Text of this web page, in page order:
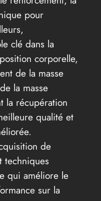
pour
clé dans la
corporelle,
de la masse
la masse
la récupération
qualité et
de
techniques
qui améliore le
sur la